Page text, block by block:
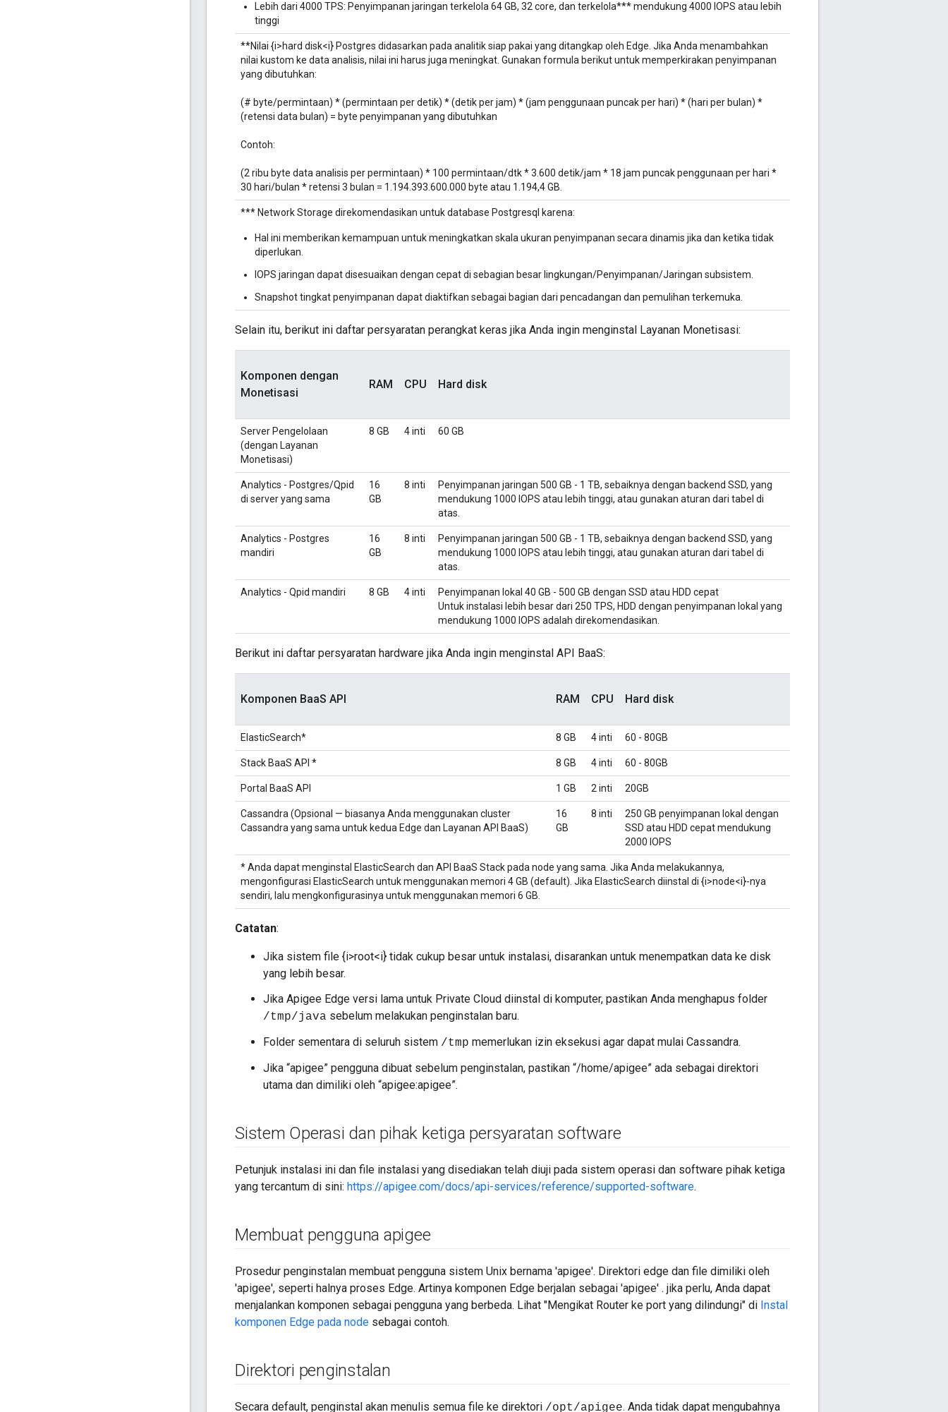
Lebih dari 4000 TPS: Penyimpanan jaringan terkelola 64 GB, 32 core, dan terkelola*** mendukung 4000 IOPS atau lebih
tinggi
**Nilai {i>hard disk<i} Postgres didasarkan pada analitik siap pakai yang ditangkap oleh Edge. Jika Anda menambahkan
nilai kustom ke data analisis, nilai ini harus juga meningkat. Gunakan formula berikut untuk memperkirakan penyimpanan
yang dibutuhkan:
(# byte/permintaan) * (permintaan per detik) * (detik per jam) * (jam penggunaan puncak per hari) * (hari per bulan) *
(retensi data bulan) = byte penyimpanan yang dibutuhkan
Contoh:
(2 ribu byte data analisis per permintaan) * 100 permintaan/dtk * 3.600 detik/jam * 18 jam puncak penggunaan per hari *
30 hari/bulan * retensi 3 bulan = 1.194.393.600.000 byte atau 1.194,4 GB.
*** Network Storage direkomendasikan untuk database Postgresql karena:
Hal ini memberikan kemampuan untuk meningkatkan skala ukuran penyimpanan secara dinamis jika dan ketika tidak
diperlukan.
IOPS jaringan dapat disesuaikan dengan cepat di sebagian besar lingkungan/Penyimpanan/Jaringan subsistem.
Snapshot tingkat penyimpanan dapat diaktifkan sebagai bagian dari pencadangan dan pemulihan terkemuka.
Selain itu, berikut ini daftar persyaratan perangkat keras jika Anda ingin menginstal Layanan Monetisasi:
Komponen dengan
Monetisasi
RAM CPU Hard disk
Server Pengelolaan
(dengan Layanan
Monetisasi)
8 GB 4 inti 60 GB
Analytics - Postgres/Qpid
di server yang sama
16
GB
8 inti
Penyimpanan jaringan 500 GB - 1 TB, sebaiknya dengan backend SSD, yang
mendukung 1000 IOPS atau lebih tinggi, atau gunakan aturan dari tabel di
atas.
Analytics - Postgres
mandiri
16
GB
8 inti
Penyimpanan jaringan 500 GB - 1 TB, sebaiknya dengan backend SSD, yang
mendukung 1000 IOPS atau lebih tinggi, atau gunakan aturan dari tabel di
atas.
Analytics - Qpid mandiri 8 GB 4 inti
Penyimpanan lokal 40 GB - 500 GB dengan SSD atau HDD cepat
Untuk instalasi lebih besar dari 250 TPS, HDD dengan penyimpanan lokal yang
mendukung 1000 IOPS adalah direkomendasikan.
Berikut ini daftar persyaratan hardware jika Anda ingin menginstal API BaaS:
Komponen BaaS API RAM CPU Hard disk
ElasticSearch* 8 GB 4 inti 60 - 80GB
Stack BaaS API * 8 GB 4 inti 60 - 80GB
Portal BaaS API 1 GB 2 inti 20GB
Cassandra (Opsional — biasanya Anda menggunakan cluster
Cassandra yang sama untuk kedua Edge dan Layanan API BaaS)
16
GB
8 inti
250 GB penyimpanan lokal dengan
SSD atau HDD cepat mendukung
2000 IOPS
* Anda dapat menginstal ElasticSearch dan API BaaS Stack pada node yang sama. Jika Anda melakukannya,
mengonfigurasi ElasticSearch untuk menggunakan memori 4 GB (default). Jika ElasticSearch diinstal di {i>node<i}-nya
sendiri, lalu mengkonfigurasinya untuk menggunakan memori 6 GB.
Catatan:
Jika sistem file {i>root<i} tidak cukup besar untuk instalasi, disarankan untuk menempatkan data ke disk
yang lebih besar.
Jika Apigee Edge versi lama untuk Private Cloud diinstal di komputer, pastikan Anda menghapus folder
/tmp/java sebelum melakukan penginstalan baru.
Folder sementara di seluruh sistem /tmp memerlukan izin eksekusi agar dapat mulai Cassandra.
Jika “apigee” pengguna dibuat sebelum penginstalan, pastikan “/home/apigee” ada sebagai direktori
utama dan dimiliki oleh “apigee:apigee”.
Sistem Operasi dan pihak ketiga persyaratan software
Petunjuk instalasi ini dan file instalasi yang disediakan telah diuji pada sistem operasi dan software pihak ketiga
yang tercantum di sini: https://apigee.com/docs/api-services/reference/supported-software.
Membuat pengguna apigee
Prosedur penginstalan membuat pengguna sistem Unix bernama 'apigee'. Direktori edge dan file dimiliki oleh
'apigee', seperti halnya proses Edge. Artinya komponen Edge berjalan sebagai 'apigee' . jika perlu, Anda dapat
menjalankan komponen sebagai pengguna yang berbeda. Lihat "Mengikat Router ke port yang dilindungi" di Instal
komponen Edge pada node sebagai contoh.
Direktori penginstalan
Secara default, penginstal akan menulis semua file ke direktori /opt/apigee. Anda tidak dapat mengubahnya